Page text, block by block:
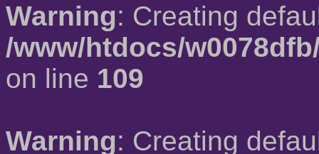
Warning: Creating
/www/htdocs/
on line 109
Warning: Creating